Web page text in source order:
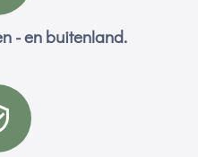
- en buitenland.